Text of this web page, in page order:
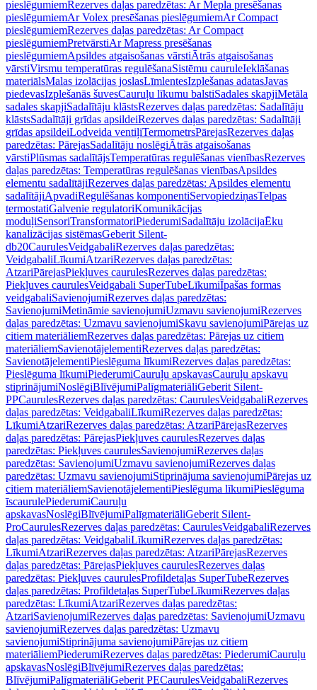
pieslēgumiemRezerves daļas paredzētas: Ar Mepla presēšanas
pieslēgumiemAr Volex presēšanas pieslēgumiemAr Compact
pieslēgumiemRezerves daļas paredzētas: Ar Compact
pieslēgumiemPretvārstiAr Mapress presēšanas
pieslēgumiemApsildes atgaisošanas vārstiĀtrās atgaisošanas
vārstiVirsmu temperatūras regulēšanaSistēmu cauruleIeklāšanas
materiālsMalas izolācijas joslasLīmlentesIzplešanas adatasJavas
piedevasIzplešanās šuvesCauruļu līkumu balstiSadales skapjiMetāla
sadales skapjiSadalītāju klāstsRezerves daļas paredzētas: Sadalītāju
klāstsSadalītāji grīdas apsildeiRezerves daļas paredzētas: Sadalītāji
grīdas apsildeiLodveida ventiļiTermometrsPārejasRezerves daļas
paredzētas: PārejasSadalītāju noslēgiĀtrās atgaisošanas
vārstiPlūsmas sadalītājsTemperatūras regulēšanas vienībasRezerves
daļas paredzētas: Temperatūras regulēšanas vienībasApsildes
elementu sadalītājiRezerves daļas paredzētas: Apsildes elementu
sadalītājiApvadiRegulēšanas komponentiServopiedziņasTelpas
termostatiGalvenie regulatoriKomunikācijas
moduļiSensoriTransformatoriPiederumiSadalītāju izolācijaĒku
kanalizācijas sistēmasGeberit Silent-
db20CaurulesVeidgabaliRezerves daļas paredzētas:
VeidgabaliLīkumiAtzariRezerves daļas paredzētas:
AtzariPārejasPiekļuves caurulesRezerves daļas paredzētas:
Piekļuves caurulesVeidgabali SuperTubeLīkumiĪpašas formas
veidgabaliSavienojumiRezerves daļas paredzētas:
SavienojumiMetināmie savienojumiUzmavu savienojumiRezerves
daļas paredzētas: Uzmavu savienojumiSkavu savienojumiPārejas uz
citiem materiāliemRezerves daļas paredzētas: Pārejas uz citiem
materiāliemSavienotājelementiRezerves daļas paredzētas:
SavienotājelementiPieslēguma līkumiRezerves daļas paredzētas:
Pieslēguma līkumiPiederumiCauruļu apskavasCauruļu apskavu
stiprinājumiNoslēgiBlīvējumiPalīgmateriāliGeberit Silent-
PPCaurulesRezerves daļas paredzētas: CaurulesVeidgabaliRezerves
daļas paredzētas: VeidgabaliLīkumiRezerves daļas paredzētas:
LīkumiAtzariRezerves daļas paredzētas: AtzariPārejasRezerves
daļas paredzētas: PārejasPiekļuves caurulesRezerves daļas
paredzētas: Piekļuves caurulesSavienojumiRezerves daļas
paredzētas: SavienojumiUzmavu savienojumiRezerves daļas
paredzētas: Uzmavu savienojumiStiprinājuma savienojumiPārejas uz
citiem materiāliemSavienotājelementiPieslēguma līkumiPieslēguma
īscaurulePiederumiCauruļu
apskavasNoslēgiBlīvējumiPalīgmateriāliGeberit Silent-
ProCaurulesRezerves daļas paredzētas: CaurulesVeidgabaliRezerves
daļas paredzētas: VeidgabaliLīkumiRezerves daļas paredzētas:
LīkumiAtzariRezerves daļas paredzētas: AtzariPārejasRezerves
daļas paredzētas: PārejasPiekļuves caurulesRezerves daļas
paredzētas: Piekļuves caurulesProfildetaļas SuperTubeRezerves
daļas paredzētas: Profildetaļas SuperTubeLīkumiRezerves daļas
paredzētas: LīkumiAtzariRezerves daļas paredzētas:
AtzariSavienojumiRezerves daļas paredzētas: SavienojumiUzmavu
savienojumiRezerves daļas paredzētas: Uzmavu
savienojumiStiprinājuma savienojumiPārejas uz citiem
materiāliemPiederumiRezerves daļas paredzētas: PiederumiCauruļu
apskavasNoslēgiBlīvējumiRezerves daļas paredzētas:
BlīvējumiPalīgmateriāliGeberit PECaurulesVeidgabaliRezerves